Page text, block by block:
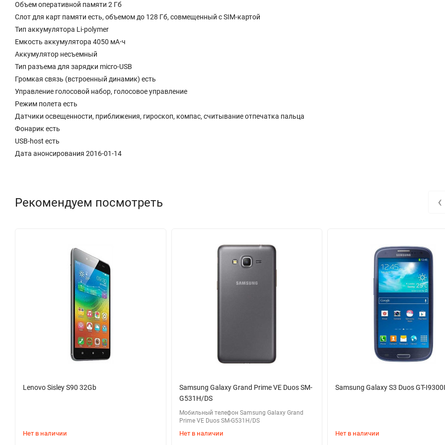
Объем оперативной памяти 2 Гб
Слот для карт памяти есть, объемом до 128 Гб, совмещенный с SIM-картой
Тип аккумулятора Li-polymer
Емкость аккумулятора 4050 мА⋅ч
Аккумулятор несъемный
Тип разъема для зарядки micro-USB
Громкая связь (встроенный динамик) есть
Управление голосовой набор, голосовое управление
Режим полета есть
Датчики освещенности, приближения, гироскоп, компас, считывание отпечатка пальца
Фонарик есть
USB-host есть
Дата анонсирования 2016-01-14
Рекомендуем посмотреть
Lenovo Sisley S90 32Gb
Нет в наличии
Samsung Galaxy Grand Prime VE Duos SM-
G531H/DS
Мобильный телефон Samsung Galaxy Grand
Prime VE Duos SM-G531H/DS
Нет в наличии
Samsung Galaxy S3 Duos GT-
Нет в наличии
‹